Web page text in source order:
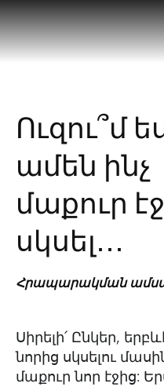
Ուզու՞մ
ամեն ինչ
մաքուր
սկսել․․․
Հրապարակման
Սիրելի՛ Ընկեր,
նորից սկսելու
մաքուր նոր էջից: